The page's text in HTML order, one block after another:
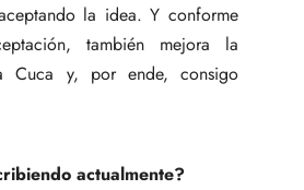
la idea. Y conforme
también mejora la
Cuca y, por ende, consigo
actualmente?